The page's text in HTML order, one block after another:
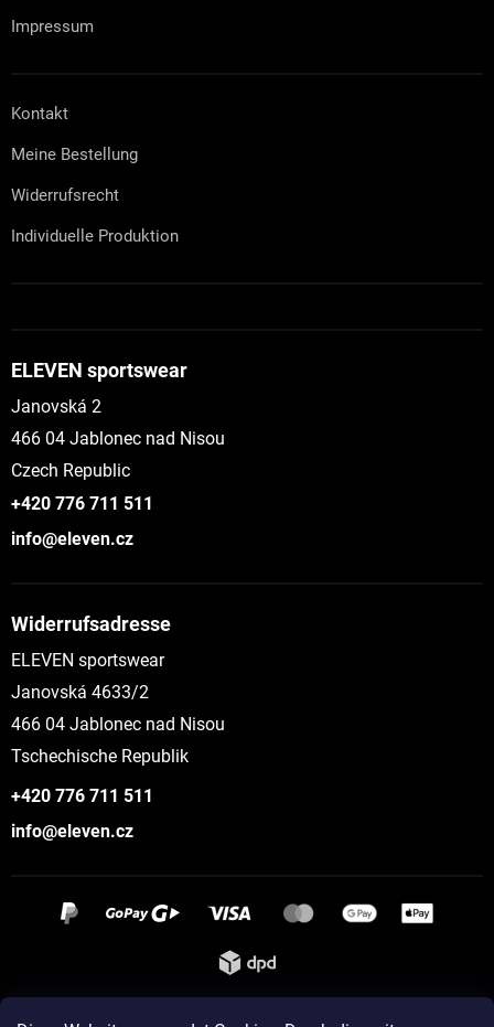
Impressum
Kontakt
Meine Bestellung
Widerrufsrecht
Individuelle Produktion
ELEVEN sportswear
Janovská 2
466 04 Jablonec nad Nisou
Czech Republic
+420 776 711 511
info@eleven.cz
Widerrufsadresse
ELEVEN sportswear
Janovská 4633/2
466 04 Jablonec nad Nisou
Tschechische Republik
+420 776 711 511
info@eleven.cz